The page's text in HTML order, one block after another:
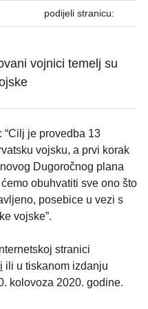
podijeli stranicu:
vojnici temelj su
“Cilj je provedba 13
vojsku, a prvi korak
Dugoročnog plana
obuhvatiti sve ono što
posebice u vezi s
vojske”.
stranici
ili u tiskanom izdanju
kolovoza 2020. godine.